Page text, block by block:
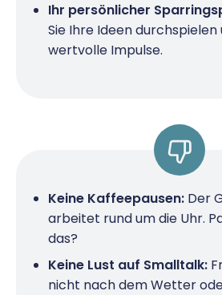
Ihr persönlicher
Sie Ihre Ideen
wertvolle Impulse.
Keine Kaffeepausen: Der
arbeitet rund um die Uhr.
das?
Keine Lust auf Smalltalk:
nicht nach dem Wetter